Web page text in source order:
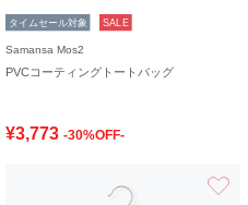
タイムセール対象 SALE
Samansa Mos2
PVCコーティングトートバッグ
¥3,773 -30%OFF-